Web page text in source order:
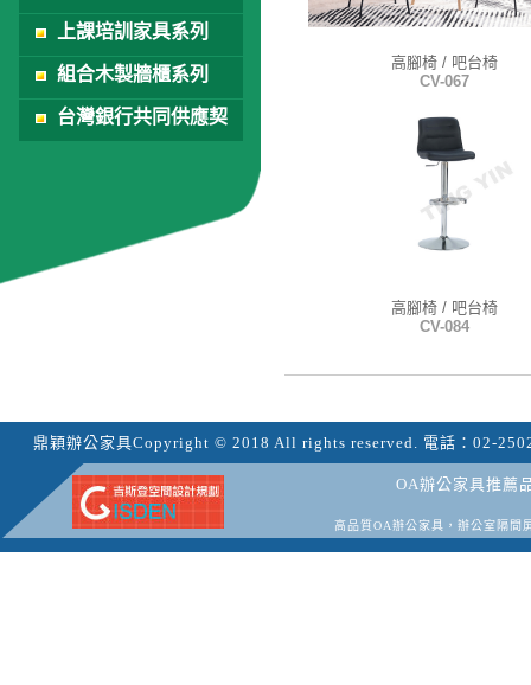
上課培訓家具系列
組合木製牆櫃系列
台灣銀行共同供應契
高腳椅 / 吧台椅
CV-067
高腳椅 / 吧台椅
CV-084
鼎穎辦公家具Copyright © 2018 All rights reserved. 電話： 02-
OA辦公家具推薦
高品質OA辦公家具，辦公室隔間